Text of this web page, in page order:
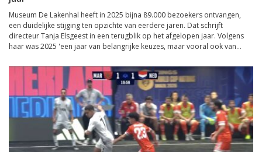
Museum De Lakenhal heeft in 2025 bijna 89.000 bezoekers ontvangen,
een duidelijke stijging ten opzichte van eerdere jaren. Dat schrijft
directeur Tanja Elsgeest in een terugblik op het afgelopen jaar. Volgens
haar was 2025 'een jaar van belangrijke keuzes, maar vooral ook van...